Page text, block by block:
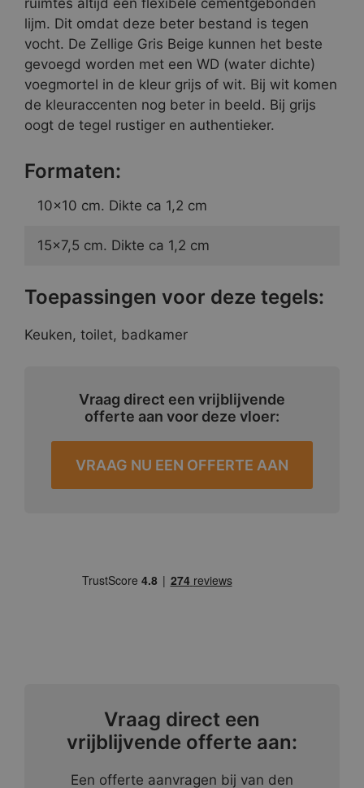
ruimtes altijd een flexibele cementgebonden
lijm. Dit omdat deze beter bestand is tegen
vocht. De Zellige Gris Beige kunnen het beste
gevoegd worden met een WD (water dichte)
voegmortel in de kleur grijs of wit. Bij wit komen
de kleuraccenten nog beter in beeld. Bij grijs
oogt de tegel rustiger en authentieker.
Formaten:
10×10 cm. Dikte ca 1,2 cm
15×7,5 cm. Dikte ca 1,2 cm
Toepassingen voor deze tegels:
Keuken, toilet, badkamer
Vraag direct een vrijblijvende
offerte aan voor deze vloer:
VRAAG NU EEN OFFERTE AAN
Vraag direct een
vrijblijvende offerte aan:
Een offerte aanvragen bij van den